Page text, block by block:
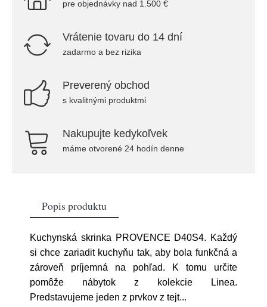
pre objednávky nad 1.500 €
Vrátenie tovaru do 14 dní
zadarmo a bez rizika
Preverený obchod
s kvalitnými produktmi
Nakupujte kedykoľvek
máme otvorené 24 hodín denne
Popis produktu
Kuchynská skrinka PROVENCE D40S4. Každý
si chce zariadit kuchyňu tak, aby bola funkčná a
zároveň príjemná na pohľad. K tomu určite
pomôže nábytok z kolekcie Linea.
Predstavujeme jeden z prvkov z tejt...